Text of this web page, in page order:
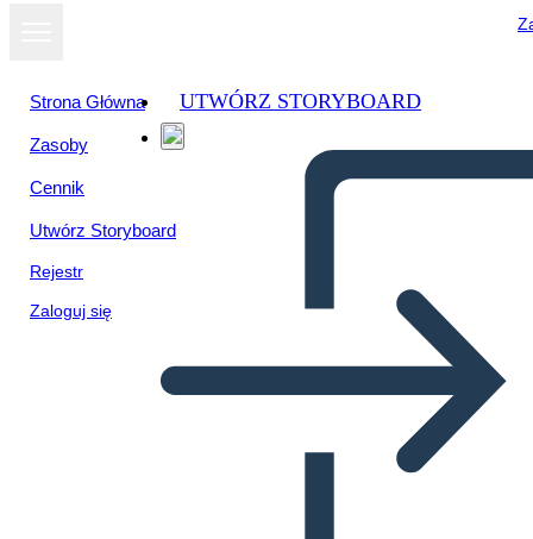
Strona Główna
Zasoby
Cennik
Utwórz Storyboard
Rejestr
Zaloguj się
UTWÓRZ STORYBOARD
Plakat w Mediach